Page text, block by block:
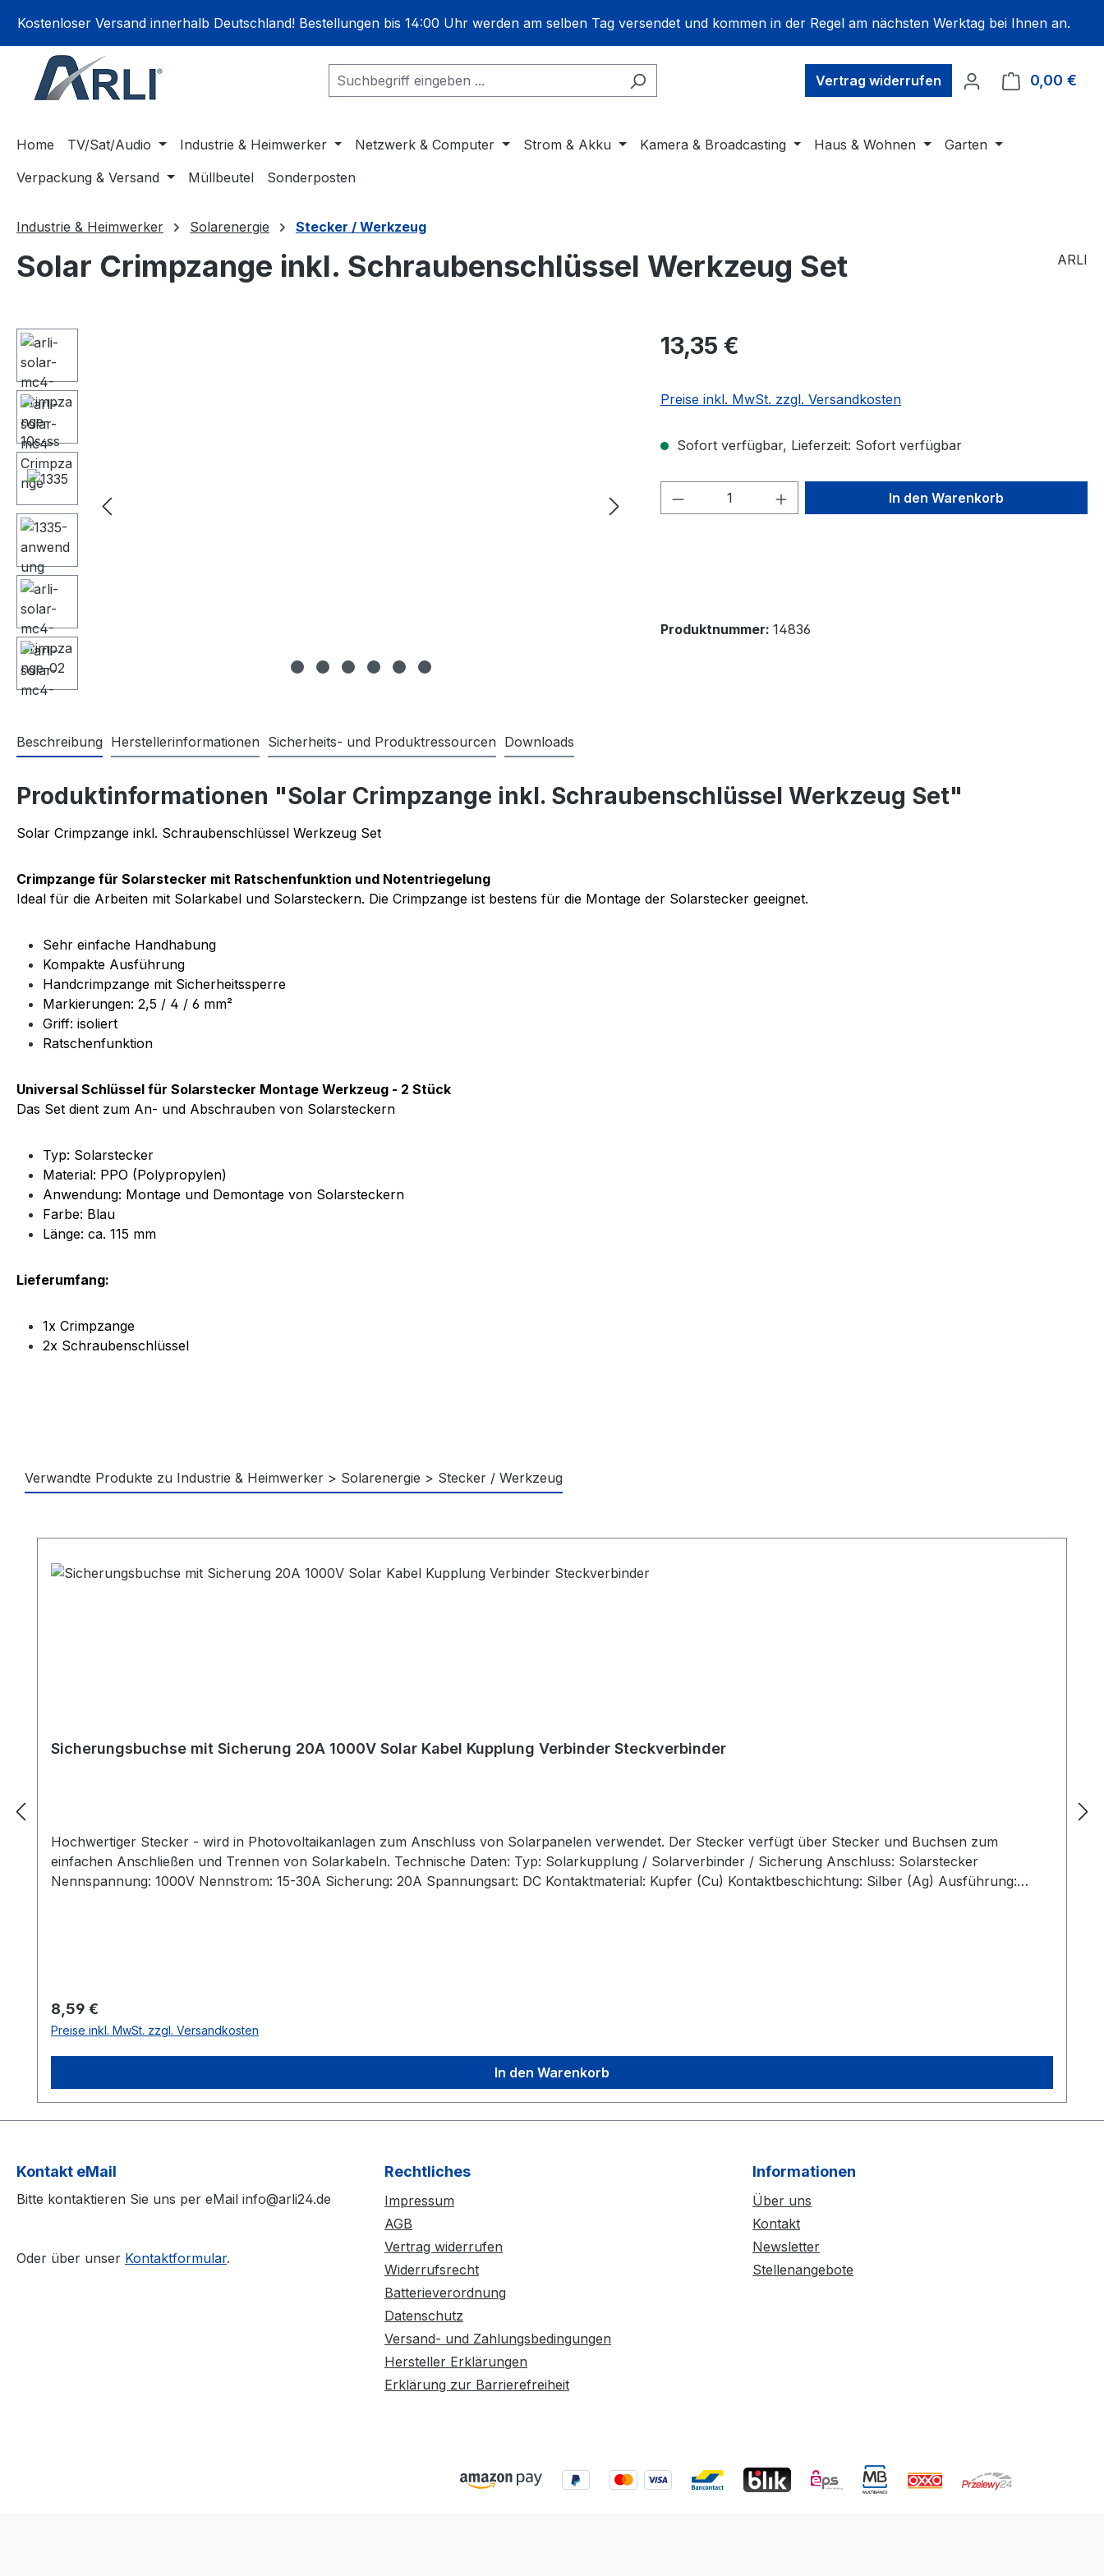
Zur Hauptnavigation springen
Kostenloser Versand innerhalb Deutschland! Bestellungen bis 14:00 Uhr werden am selben Tag versendet und kommen in der Regel am nächsten Werktag bei Ihnen an.
Vertrag widerrufen 0,00 €
Home TV/Sat/Audio Industrie & Heimwerker Netzwerk & Computer Strom & Akku Kamera & Broadcasting Haus & Wohnen
Garten
Verpackung & Versand
Müllbeutel Sonderposten
Industrie & Heimwerker Solarenergie Stecker / Werkzeug
Solar Crimpzange inkl. Schraubenschlüssel Werkzeug Set ARLI
Bildergalerie überspringen 13,35 €
Preise inkl. MwSt. zzgl. Versandkosten
Sofort verfügbar, Lieferzeit: Sofort verfügbar
Produkt Anzahl: Gib den gewünschten Wert
In den Warenkorb
Produktnummer: 14836
Beschreibung Herstellerinformationen Sicherheits- und Produktressourcen Downloads
Produktinformationen "Solar Crimpzange inkl. Schraubenschlüssel Werkzeug Set"
Solar Crimpzange inkl. Schraubenschlüssel Werkzeug Set
Crimpzange für Solarstecker mit Ratschenfunktion und Notentriegelung
Ideal für die Arbeiten mit Solarkabel und Solarsteckern. Die Crimpzange ist bestens für die Montage der Solarstecker geeignet.
Sehr einfache Handhabung
Kompakte Ausführung
Handcrimpzange mit Sicherheitssperre
Markierungen: 2,5 / 4 / 6 mm²
Griff: isoliert
Ratschenfunktion
Universal Schlüssel für Solarstecker Montage Werkzeug - 2 Stück
Das Set dient zum An- und Abschrauben von Solarsteckern
Typ: Solarstecker
Material: PPO (Polypropylen)
Anwendung: Montage und Demontage von Solarsteckern
Farbe: Blau
Länge: ca. 115 mm
Lieferumfang:
1x Crimpzange
2x Schraubenschlüssel
Verwandte Produkte zu Industrie & Heimwerker > Solarenergie > Stecker / Werkzeug
Sicherungsbuchse mit Sicherung 20A 1000V Solar Kabel Kupplung Verbinder Steckverbinder
Hochwertiger Stecker - wird in Photovoltaikanlagen zum Anschluss von Solarpanelen verwendet. Der Stecker verfügt über Stecker und Buchsen zum
einfachen Anschließen und Trennen von Solarkabeln. Technische Daten: Typ: Solarkupplung / Solarverbinder / Sicherung Anschluss: Solarstecker
Nennspannung: 1000V Nennstrom: 15-30A Sicherung: 20A Spannungsart: DC Kontaktmaterial: Kupfer (Cu) Kontaktbeschichtung: Silber (Ag) Ausführung:
Regulärer Preis:
8,59 €
Preise inkl. MwSt. zzgl. Versandkosten
In den Warenkorb
Kontakt eMail
Bitte kontaktieren Sie uns per eMail info@arli24.de
Oder über unser Kontaktformular.
Rechtliches
Impressum
AGB
Vertrag widerrufen
Widerrufsrecht
Batterieverordnung
Datenschutz
Versand- und Zahlungsbedingungen
Hersteller Erklärungen
Erklärung zur Barrierefreiheit
Informationen
Über uns
Kontakt
Newsletter
Stellenangebote